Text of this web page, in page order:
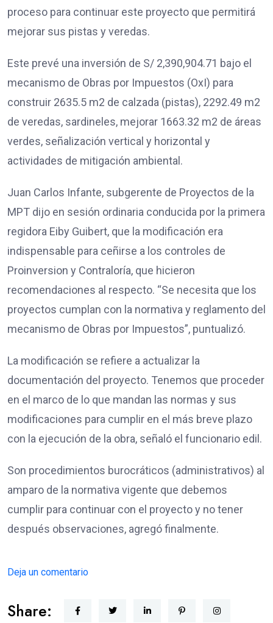
proceso para continuar este proyecto que permitirá
mejorar sus pistas y veredas.
Este prevé una inversión de S/ 2,390,904.71 bajo el
mecanismo de Obras por Impuestos (OxI) para
construir 2635.5 m2 de calzada (pistas), 2292.49 m2
de veredas, sardineles, mejorar 1663.32 m2 de áreas
verdes, señalización vertical y horizontal y
actividades de mitigación ambiental.
Juan Carlos Infante, subgerente de Proyectos de la
MPT dijo en sesión ordinaria conducida por la primera
regidora Eiby Guibert, que la modificación era
indispensable para ceñirse a los controles de
Proinversion y Contraloría, que hicieron
recomendaciones al respecto. “Se necesita que los
proyectos cumplan con la normativa y reglamento del
mecanismo de Obras por Impuestos”, puntualizó.
La modificación se refiere a actualizar la
documentación del proyecto. Tenemos que proceder
en el marco de lo que mandan las normas y sus
modificaciones para cumplir en el más breve plazo
con la ejecución de la obra, señaló el funcionario edil.
Son procedimientos burocráticos (administrativos) al
amparo de la normativa vigente que debemos
cumplir para continuar con el proyecto y no tener
después observaciones, agregó finalmente.
Deja un comentario
Share: